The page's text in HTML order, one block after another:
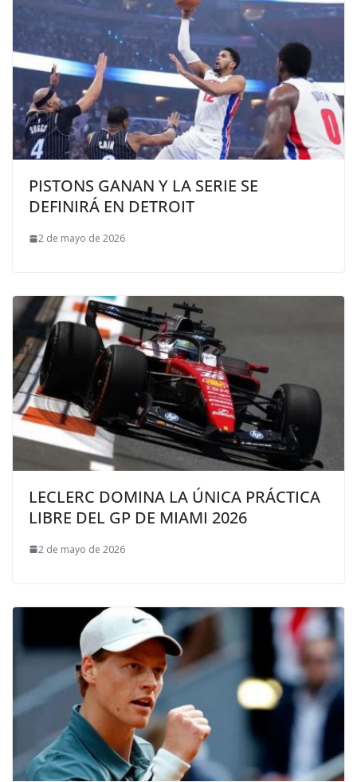
PISTONS GANAN Y LA SERIE SE
DEFINIRÁ EN DETROIT
2 de mayo de 2026
LECLERC DOMINA LA ÚNICA PRÁCTICA
LIBRE DEL GP DE MIAMI 2026
2 de mayo de 2026